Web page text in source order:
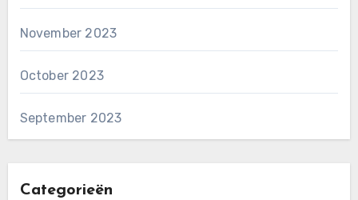
November 2023
October 2023
September 2023
Categorieën